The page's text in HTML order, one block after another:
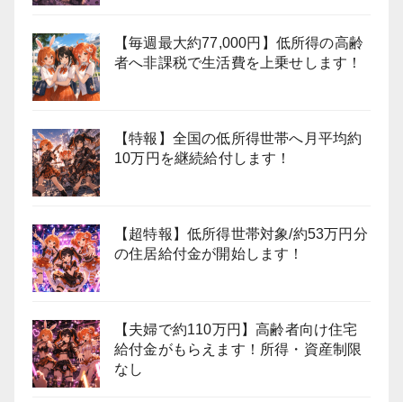
【毎週最大約77,000円】低所得の高齢
者へ非課税で生活費を上乗せします！
【特報】全国の低所得世帯へ月平均約
10万円を継続給付します！
【超特報】低所得世帯対象/約53万円分
の住居給付金が開始します！
【夫婦で約110万円】高齢者向け住宅
給付金がもらえます！所得・資産制限
なし